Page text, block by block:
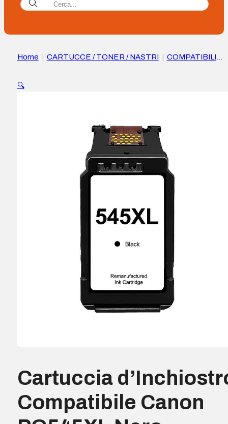
Home CARTUCCE / TONER / NASTRI
COMPATIBILI
Sostituisce 8286B001/8287B001
🔍
Cartuccia
Compatibile Canon